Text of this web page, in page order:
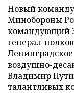
Новый
Минобороны
командующий
генерал-
Ленинградское
воздушно-
Владимир
талантливых